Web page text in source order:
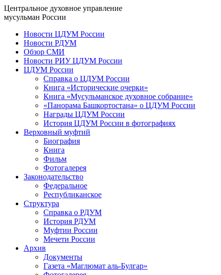
Центральное духовное управление
мусульман России
Новости ЦДУМ России
Новости РДУМ
Обзор СМИ
Новости РИУ ЦДУМ России
ЦДУМ России
Справка о ЦДУМ России
Книга «Исторические очерки»
Книга «Мусульманское духовное собрание»
«Панорама Башкортостана» о ЦДУМ России
Награды ЦДУМ России
История ЦДУМ России в фотографиях
Верховный муфтий
Биография
Книга
Фильм
Фотогалерея
Законодательство
Федеральное
Республиканское
Структура
Справка о РДУМ
История РДУМ
Муфтии России
Мечети России
Архив
Документы
Газета «Маглюмат аль-Булгар»